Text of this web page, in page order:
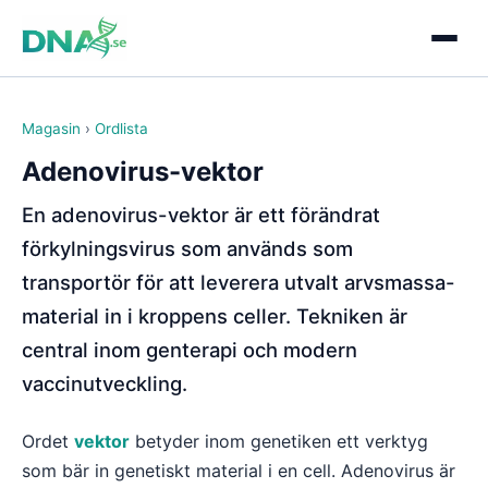
Magasin › Ordlista
Adenovirus-vektor
En adenovirus-vektor är ett förändrat
förkylningsvirus som används som
transportör för att leverera utvalt arvsmassa-
material in i kroppens celler. Tekniken är
central inom genterapi och modern
vaccinutveckling.
Ordet vektor betyder inom genetiken ett verktyg
som bär in genetiskt material i en cell. Adenovirus är